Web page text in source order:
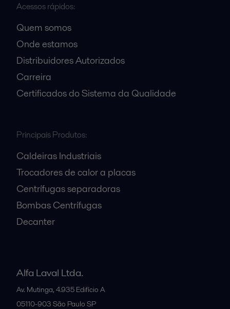
Acessos rápidos:
Quem somos
Onde estamos
Distribuidores Autorizados
Carreira
Certificados do Sistema da Qualidade
Principais Produtos:
Caldeiras Industriais
Trocadores de calor a placas
Centrífugas separadoras
Bombas Centrífugas
Decanter
Alfa Laval Ltda.
Av. Mutinga, 4.935 Edifício A
05110-903 São Paulo SP